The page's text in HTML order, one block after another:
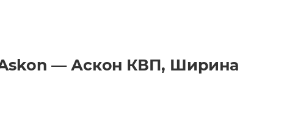
— Аскон КВП, Ширина